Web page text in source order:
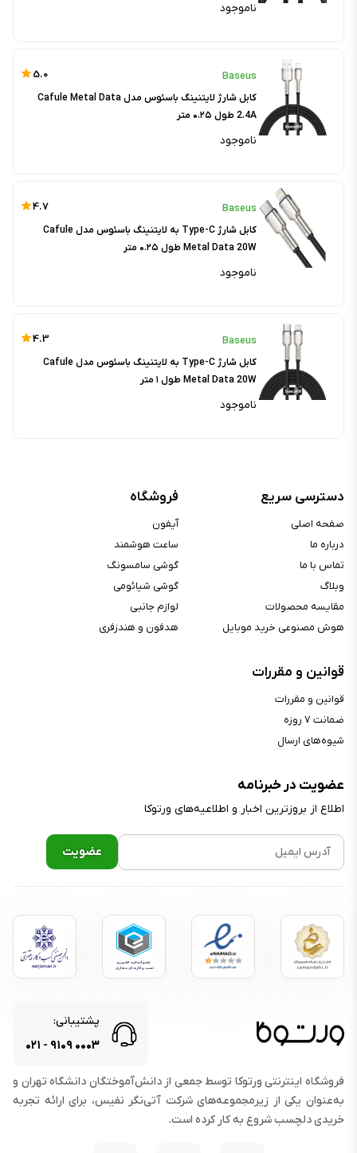
ناموجود
Baseus
5.0
کابل شارژ لایتنینگ باسئوس مدل Cafule Metal Data
2.4A طول ۰.۲۵ متر
ناموجود
Baseus
4.7
کابل شارژ Type-C به لایتنینگ باسئوس مدل Cafule
Metal Data 20W طول ۰.۲۵ متر
ناموجود
Baseus
4.3
کابل شارژ Type-C به لایتنینگ باسئوس مدل Cafule
Metal Data 20W طول ۱ متر
ناموجود
عضویت در خبرنامه
اطلاع از بروز‌ترین اخبار و اطلاعیه‌های ورتوکا
دسترسی سریع
صفحه اصلی
درباره ما
تماس با ما
وبلاگ
مقایسه محصولات
هوش مصنوعی خرید موبایل
فروشگاه
آیفون
ساعت هوشمند
گوشی سامسونگ
گوشی شیائومی
لوازم جانبی
هدفون و هندزفری
قوانین و مقررات
قوانین و مقررات
ضمانت ۷ روزه
شیوه‌های ارسال
پشتیبانی:
۰۰۰۳ ۹۱۰۹ - ۰۲۱
فروشگاه اینترنتی ورتوکا توسط جمعی از دانش‌آموختگان دانشگاه تهران و
به‌عنوان یکی از زیرمجموعه‌های شرکت آتی‌نگر نفیس، برای ارائه تجربه
خریدی دلچسب شروع به کار کرده است.